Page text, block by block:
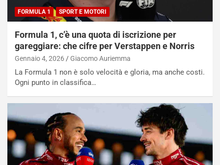
FORMULA 1 SPORT E MOTORI
Formula 1, c’è una quota di iscrizione per
gareggiare: che cifre per Verstappen e Norris
Gennaio 4, 2026 Giacomo Auriemma
La Formula 1 non è solo velocità e gloria, ma anche costi.
Ogni punto in classifica…